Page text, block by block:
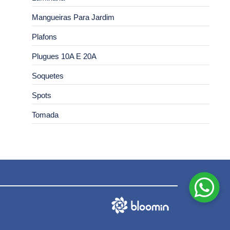
Mangueiras Para Jardim
Plafons
Plugues 10A E 20A
Soquetes
Spots
Tomada